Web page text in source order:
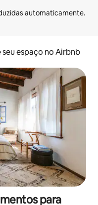
seu espaço no Airbnb
para